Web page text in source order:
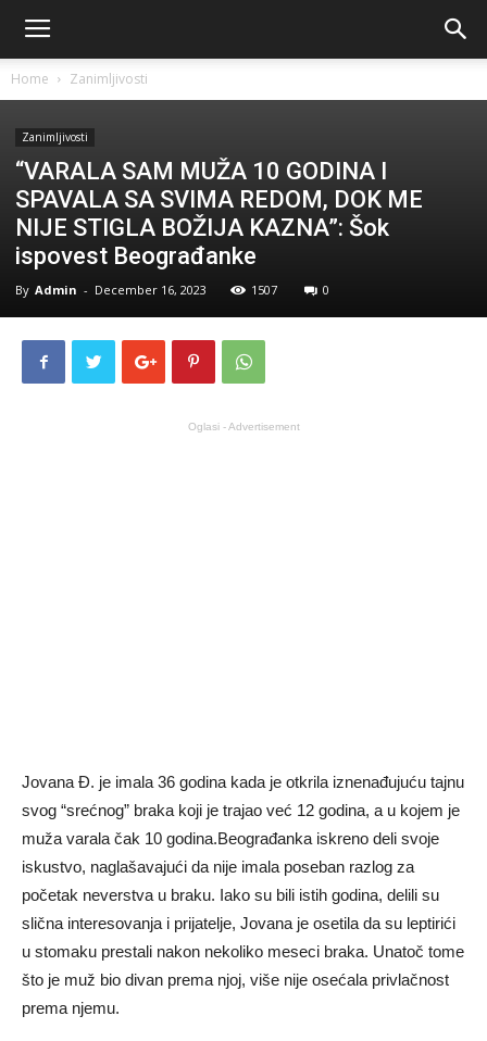
Home Zanimljivosti
Zanimljivosti
“VARALA SAM MUŽA 10 GODINA I
SPAVALA SA SVIMA REDOM, DOK ME
NIJE STIGLA BOŽIJA KAZNA”: Šok
ispovest Beograđanke
By Admin - December 16, 2023 1507 0
Oglasi - Advertisement
Jovana Đ. je imala 36 godina kada je otkrila iznenađujuću tajnu
svog “srećnog” braka koji je trajao već 12 godina, a u kojem je
muža varala čak 10 godina.Beograđanka iskreno deli svoje
iskustvo, naglašavajući da nije imala poseban razlog za
početak neverstva u braku. Iako su bili istih godina, delili su
slična interesovanja i prijatelje, Jovana je osetila da su leptirići
u stomaku prestali nakon nekoliko meseci braka. Unatoč tome
što je muž bio divan prema njoj, više nije osećala privlačnost
prema njemu.